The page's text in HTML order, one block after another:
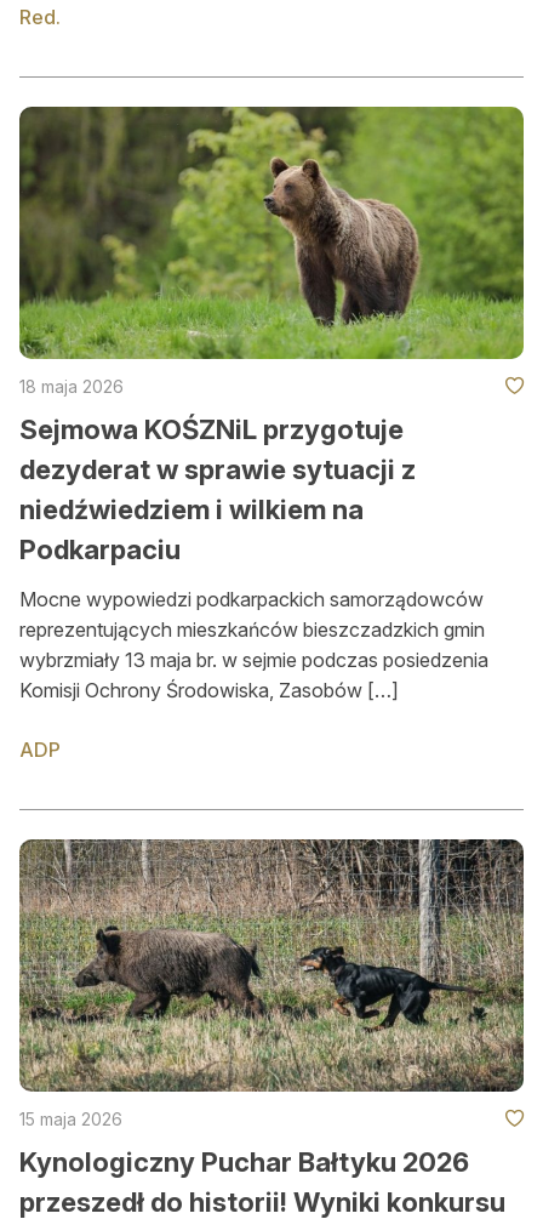
Red.
18 maja 2026
Sejmowa KOŚZNiL przygotuje
dezyderat w sprawie sytuacji z
niedźwiedziem i wilkiem na
Podkarpaciu
Mocne wypowiedzi podkarpackich samorządowców
reprezentujących mieszkańców bieszczadzkich gmin
wybrzmiały 13 maja br. w sejmie podczas posiedzenia
Komisji Ochrony Środowiska, Zasobów […]
ADP
15 maja 2026
Kynologiczny Puchar Bałtyku 2026
przeszedł do historii! Wyniki konkursu